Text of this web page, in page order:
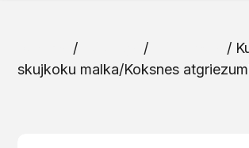
/ /
/
skujkoku malka/Koksnes